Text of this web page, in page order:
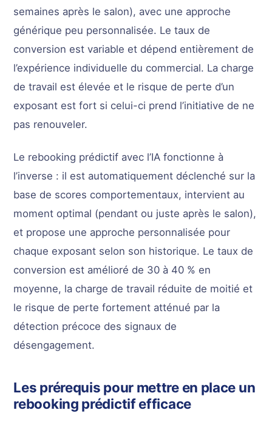
semaines après le salon), avec une approche
générique peu personnalisée. Le taux de
conversion est variable et dépend entièrement de
l’expérience individuelle du commercial. La charge
de travail est élevée et le risque de perte d’un
exposant est fort si celui-ci prend l’initiative de ne
pas renouveler.
Le rebooking prédictif avec l’IA fonctionne à
l’inverse : il est automatiquement déclenché sur la
base de scores comportementaux, intervient au
moment optimal (pendant ou juste après le salon),
et propose une approche personnalisée pour
chaque exposant selon son historique. Le taux de
conversion est amélioré de 30 à 40 % en
moyenne, la charge de travail réduite de moitié et
le risque de perte fortement atténué par la
détection précoce des signaux de
désengagement.
Les prérequis pour mettre en place un
rebooking prédictif efficace